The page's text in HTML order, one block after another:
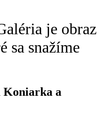
je obraz
sa snažíme
Koniarka a